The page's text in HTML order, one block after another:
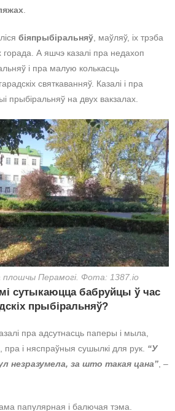
біяпрыбіральняў , маўляў, іх трэба
А яшчэ казалі пра недахоп
і пра малую колькасць
святкаванняў. Казалі і пра
прыбіральняў на двух вакзалах.
плошчы Перамогі. Фота: 1387.io
сутыкаюцца бабруйцы ў час
прыбіральняў?
пра адсутнасць паперы і мыла,
і няспраўныя сушылкі для рук. “У
незразумела, за што такая цана” , –
папулярная і балючая тэма.